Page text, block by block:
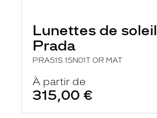
Lunettes de soleil
Prada
PRA51S 15N01T OR MAT
À partir de
315,00 €